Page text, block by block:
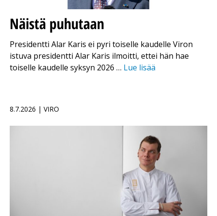
Näistä puhutaan
Presidentti Alar Karis ei pyri toiselle kaudelle Viron
istuva presidentti Alar Karis ilmoitti, ettei hän hae
toiselle kaudelle syksyn 2026 … Lue lisää
8.7.2026 | VIRO